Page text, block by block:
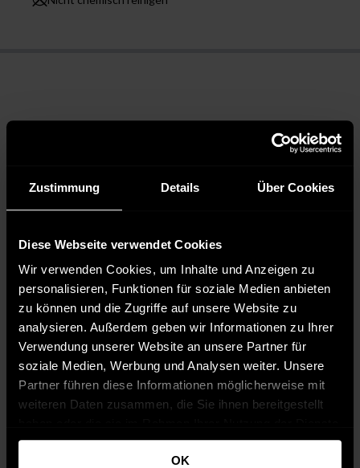
Zustimmung Details Über Cookies
Diese Webseite verwendet Cookies
Wir verwenden Cookies, um Inhalte und Anzeigen zu
personalisieren, Funktionen für soziale Medien anbieten
zu können und die Zugriffe auf unsere Website zu
analysieren. Außerdem geben wir Informationen zu Ihrer
Verwendung unserer Website an unsere Partner für
soziale Medien, Werbung und Analysen weiter. Unsere
Partner führen diese Informationen möglicherweise mit
weiteren Daten zusammen, die Sie ihnen bereitgestellt
gesammelt haben.
OK